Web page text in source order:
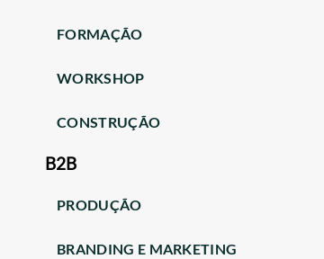
FORMAÇÃO
WORKSHOP
CONSTRUÇÃO
B2B
PRODUÇÃO
BRANDING E MARKETING